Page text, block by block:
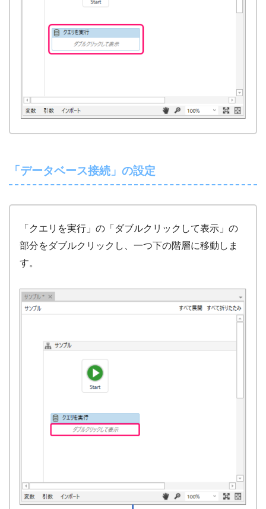
「データベース接続」の設定
「クエリを実行」の「ダブルクリックして表示」の
部分をダブルクリックし、一つ下の階層に移動しま
す。